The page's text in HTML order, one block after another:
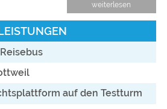
weiterlesen
auf den Testturm